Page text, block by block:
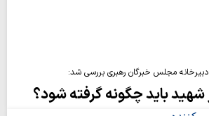
مجلس خبرگان رهبری بررسی شد:
شهید باید چگونه گرفته شود؟